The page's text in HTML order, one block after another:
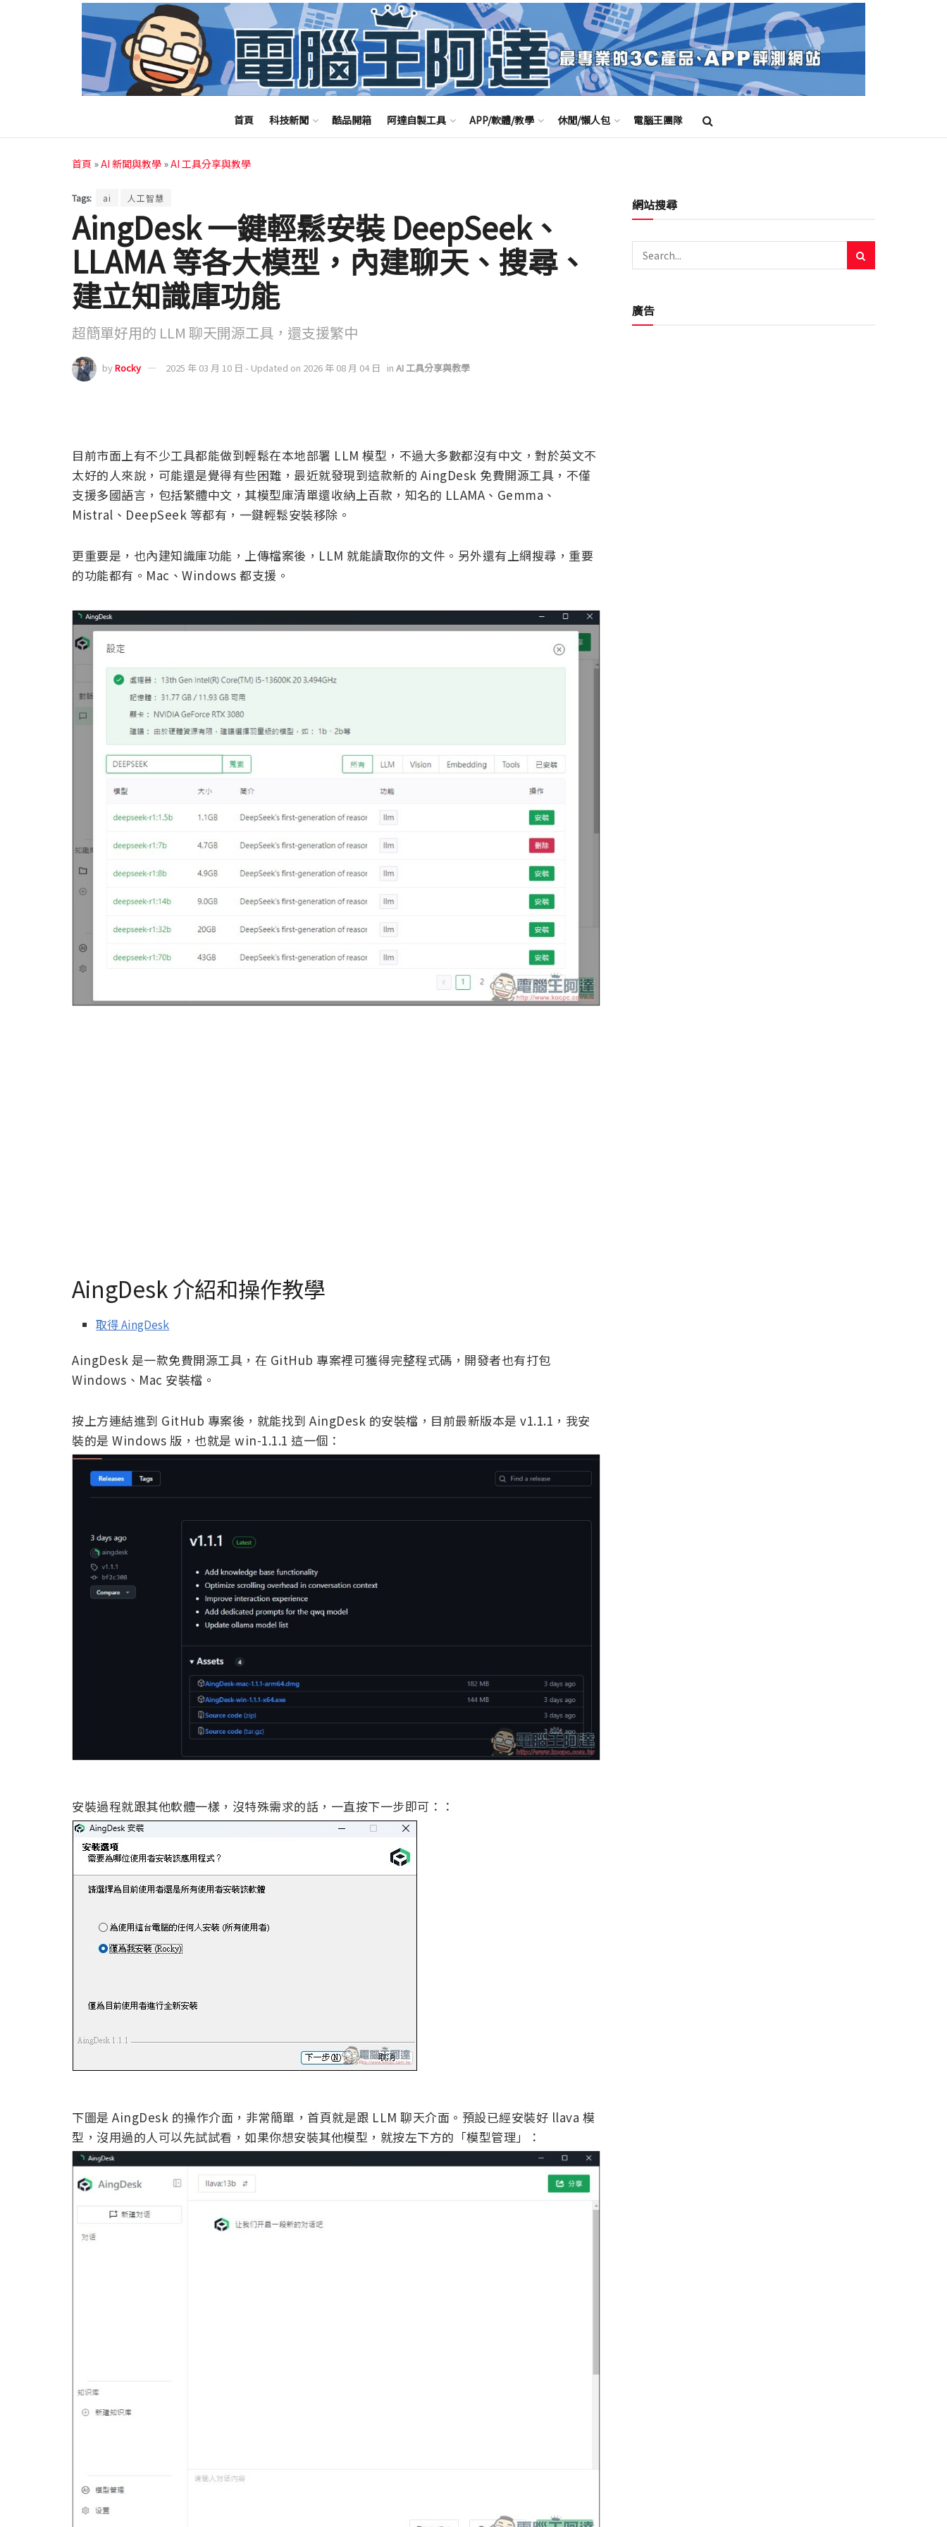
首頁 科技新聞 酷品開箱 阿達自製工具 APP/軟體/教學 休閒/懶人包 電腦王團隊
首頁 »AI 新聞與教學 »AI 工具分享與教學
Tags: ai 人工智慧
AingDesk 一鍵輕鬆安裝 DeepSeek、
LLAMA 等各大模型，內建聊天、搜尋、
建立知識庫功能
超簡單好用的 LLM 聊天開源工具，還支援繁中
byRocky 2025 年 03 月 10 日 - Updated on 2026 年 08 月 04 日 in AI 工具分享與教學
目前市面上有不少工具都能做到輕鬆在本地部署 LLM 模型，不過大多數都沒有中文，對於英文不
太好的人來說，可能還是覺得有些困難，最近就發現到這款新的 AingDesk 免費開源工具，不僅
支援多國語言，包括繁體中文，其模型庫清單還收納上百款，知名的 LLAMA、Gemma、
Mistral、DeepSeek 等都有，一鍵輕鬆安裝移除。
更重要是，也內建知識庫功能，上傳檔案後，LLM 就能讀取你的文件。另外還有上網搜尋，重要
的功能都有。Mac、Windows 都支援。
AingDesk 介紹和操作教學
取得 AingDesk
AingDesk 是一款免費開源工具，在 GitHub 專案裡可獲得完整程式碼，開發者也有打包
Windows、Mac 安裝檔。
按上方連結進到 GitHub 專案後，就能找到 AingDesk 的安裝檔，目前最新版本是 v1.1.1，我安
裝的是 Windows 版，也就是 win-1.1.1 這一個：
安裝過程就跟其他軟體一樣，沒特殊需求的話，一直按下一步即可：：
下圖是 AingDesk 的操作介面，非常簡單，首頁就是跟 LLM 聊天介面。預設已經安裝好 llava 模
型，沒用過的人可以先試試看，如果你想安裝其他模型，就按左下方的「模型管理」：
網站搜尋
廣告